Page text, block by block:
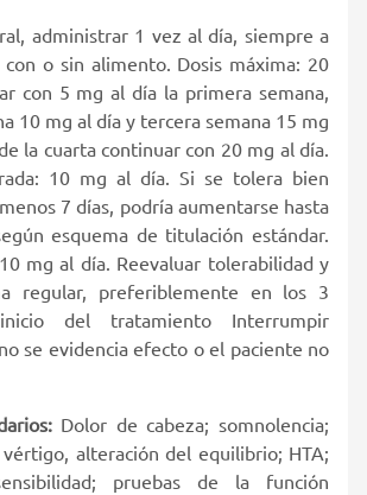
administrar 1 vez al día, siempre a
con o sin alimento. Dosis máxima: 20
con 5 mg al día la primera semana,
10 mg al día y tercera semana 15 mg
la cuarta continuar con 20 mg al día.
10 mg al día. Si se tolera bien
7 días, podría aumentarse hasta
esquema de titulación estándar.
mg al día. Reevaluar tolerabilidad y
regular, preferiblemente en los 3
del tratamiento Interrumpir
se evidencia efecto o el paciente no
Dolor de cabeza; somnolencia;
alteración del equilibrio; HTA;
pruebas de la función